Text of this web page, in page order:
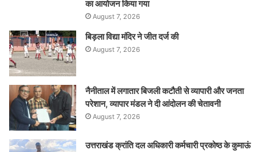
का आयोजन किया गया
August 7, 2026
बिड़ला विद्या मंदिर ने जीत दर्ज की
August 7, 2026
नैनीताल में लगातार बिजली कटौती से व्यापारी और जनता
परेशान, व्यापार मंडल ने दी आंदोलन की चेतावनी
August 7, 2026
उत्तराखंड क्रांति दल अधिकारी कर्मचारी प्रकोष्ठ के कुमाऊं